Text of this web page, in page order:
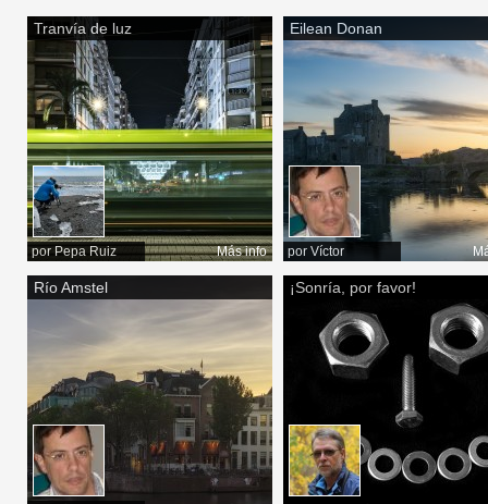
Tranvía de luz
por Pepa Ruiz Más info
Eilean Donan
por Víctor
Río Amstel ¡Sonría, por favor!